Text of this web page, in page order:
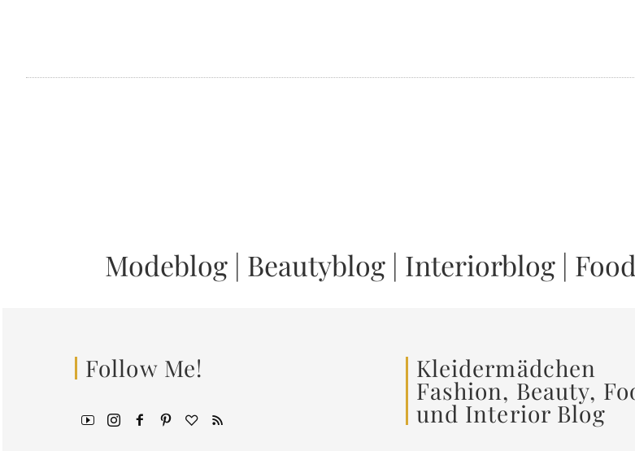
Modeblog | Beautyblog | Interiorblog |
Follow Me! Kleidermädchen
Fashion, Beauty,
und Interior Blog